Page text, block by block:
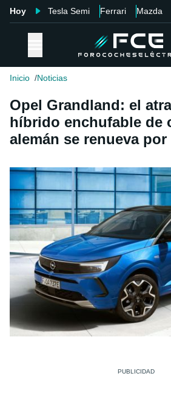
Hoy Tesla Semi Ferrari Mazda
Inicio Noticias
Opel Grandland: el
híbrido enchufable de
alemán se renueva